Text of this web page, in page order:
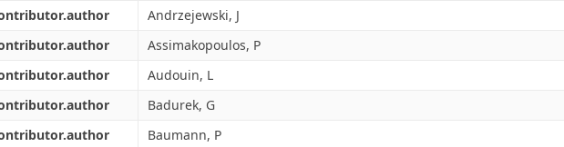
Andrzejewski, J
Assimakopoulos, P
Audouin, L
Badurek, G
Baumann, P